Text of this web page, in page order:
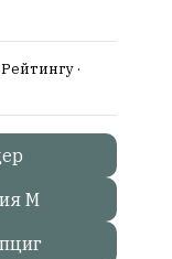
Рейтингу ·
М